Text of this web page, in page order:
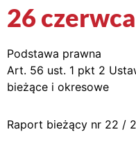
26
Podstawa prawna
Art. 56 ust. 1 pkt 2
bieżące i okresowe
Raport bieżący nr 22 /